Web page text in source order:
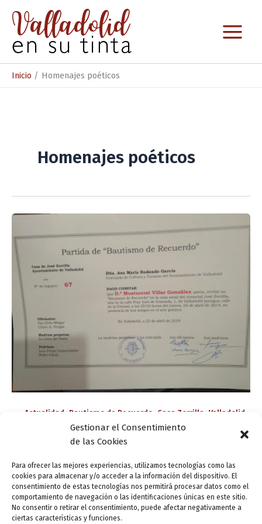
Gestionar el Consentimiento
de las Cookies
Para ofrecer las mejores experiencias, utilizamos tecnologías como las
cookies para almacenar y/o acceder a la información del dispositivo. El
consentimiento de estas tecnologías nos permitirá procesar datos como el
comportamiento de navegación o las identificaciones únicas en este sitio.
No consentir o retirar el consentimiento, puede afectar negativamente a
ciertas características y funciones.
contenido
Inicio Homenajes poéticos
Homenajes poéticos
Actualidad Bautismo de Recuerdo Casa Zorrilla Valladolid
Más «Bautismos de Recuerdo» en la Casa de
Zorrilla, a partir de octubre
ensutinta/24 mayo, 2021
La Casa de Zorrilla (Programa «Valladolid Letraherido»)
interrumpirá sus homenajes poéticos, convocados bajo el